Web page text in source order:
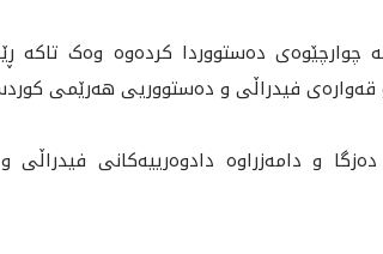
چوارچێوەی دەستووردا کردەوە وەک تاکە
فيدراڵى و دەستووریی هەرێمی
و دامه‌زراوه‌ دادوه‌رييه‌كانى